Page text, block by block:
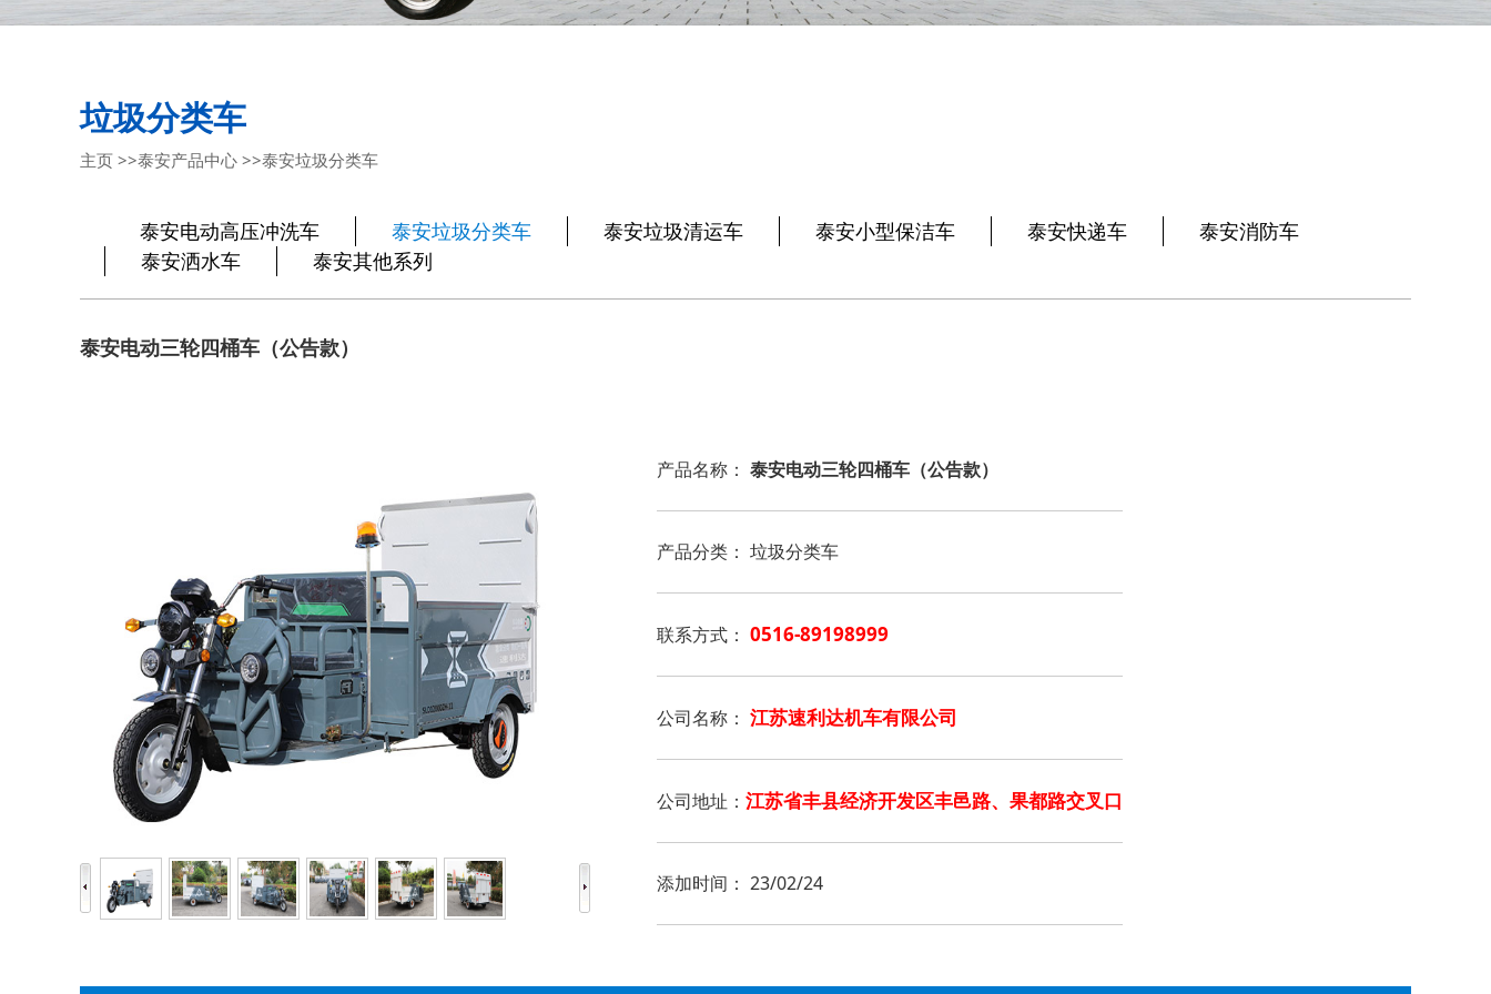
垃圾分类车
主页 >>泰安产品中心 >>泰安垃圾分类车
泰安电动高压冲洗车 泰安垃圾分类车 泰安垃圾清运车 泰安小型保洁车 泰安快递车
泰安消防车
泰安洒水车
泰安其他系列
泰安电动三轮四桶车（公告款）
产品名称： 泰安电动三轮四桶车（公告款）
产品分类： 垃圾分类车
联系方式： 0516-89198999
公司名称： 江苏速利达机车有限公司
公司地址： 江苏省丰县经济开发区丰邑路、果都路交叉口
添加时间： 23/02/24